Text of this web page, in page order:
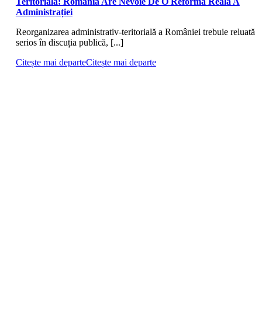
Administrației
Reorganizarea administrativ-teritorială a României trebuie reluată
serios în discuția publică, [...]
Citește mai departeCitește mai departe